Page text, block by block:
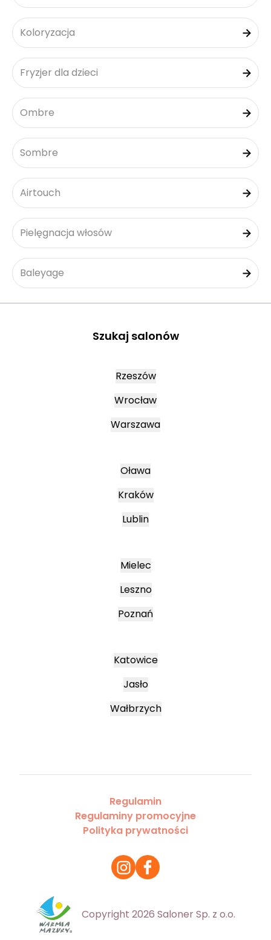
Koloryzacja
Fryzjer dla dzieci
Ombre
Sombre
Airtouch
Pielęgnacja włosów
Baleyage
Szukaj salonów
Rzeszów
Wrocław
Warszawa
Oława
Kraków
Lublin
Mielec
Leszno
Poznań
Katowice
Jasło
Wałbrzych
Regulamin
Regulaminy promocyjne
Polityka prywatności
Copyright 2026 Saloner Sp. z o.o.